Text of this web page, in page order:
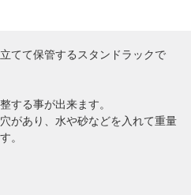
てて保管するスタンドラックで
する事が出来ます。
があり、水や砂などを入れて重量
。